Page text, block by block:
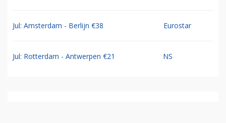
Jul: Amsterdam - Berlijn €38 Eurostar
Jul: Rotterdam - Antwerpen €21 NS